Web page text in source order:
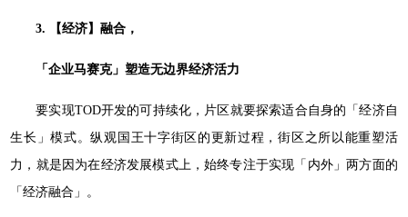
3. 【经济】融合，
「企业马赛克」塑造无边界经济活力
要实现TOD开发的可持续化，片区就要探索适合自身的「经济自
生长」模式。纵观国王十字街区的更新过程，街区之所以能重塑活
力，就是因为在经济发展模式上，始终专注于实现「内外」两方面的
「经济融合」。